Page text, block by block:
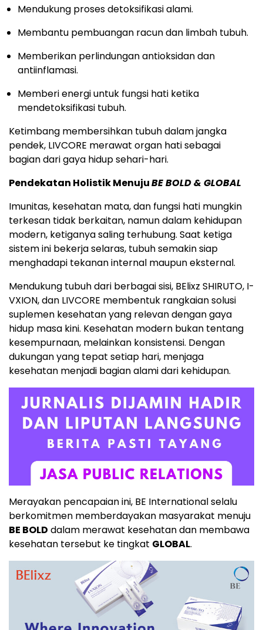
Mendukung proses detoksifikasi alami.
Membantu pembuangan racun dan limbah tubuh.
Memberikan perlindungan antioksidan dan
antiinflamasi.
Memberi energi untuk fungsi hati ketika
mendetoksifikasi tubuh.
Ketimbang membersihkan tubuh dalam jangka
pendek, LIVCORE merawat organ hati sebagai
bagian dari gaya hidup sehari-hari.
Pendekatan Holistik MenujuBE BOLD & GLOBAL
Imunitas, kesehatan mata, dan fungsi hati mungkin
terkesan tidak berkaitan, namun dalam kehidupan
modern, ketiganya saling terhubung. Saat ketiga
sistem ini bekerja selaras, tubuh semakin siap
menghadapi tekanan internal maupun eksternal.
Mendukung tubuh dari berbagai sisi, BElixz SHIRUTO, I-
VXION, dan LIVCORE membentuk rangkaian solusi
suplemen kesehatan yang relevan dengan gaya
hidup masa kini. Kesehatan modern bukan tentang
kesempurnaan, melainkan konsistensi. Dengan
dukungan yang tepat setiap hari, menjaga
kesehatan menjadi bagian alami dari kehidupan.
Merayakan pencapaian ini, BE International selalu
berkomitmen memberdayakan masyarakat menuju
BE BOLD dalam merawat kesehatan dan membawa
kesehatan tersebut ke tingkat GLOBAL.